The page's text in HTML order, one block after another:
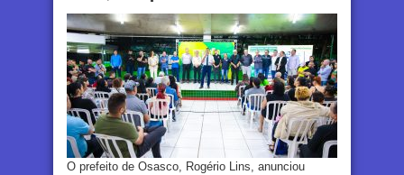
O prefeito de Osasco, Rogério Lins, anunciou